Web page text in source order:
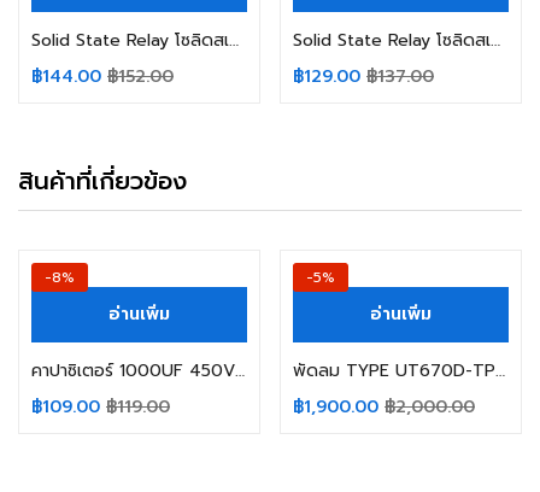
Solid State Relay โซลิดสเตตรีเลย์ SSR-25DD FOTEK
฿144.00 ฿152.00
Solid State Relay โซลิดสเตตรีเลย์ SSR-10DD FOTEK
฿129.00 ฿137.00
สินค้าที่เกี่ยวข้อง
-8%
อ่านเพิ่ม
คาปาซิเตอร์ 1000UF 450V 105C NIPPON SIZE 35X60MM. สีดำ ขาเขี้ยว
฿109.00 ฿119.00
-5%
อ่านเพิ่ม
พัดลม TYPE UT670D-TP 100VAC 43/40W 50/60hz Royal Fan
฿1,900.00 ฿2,000.00